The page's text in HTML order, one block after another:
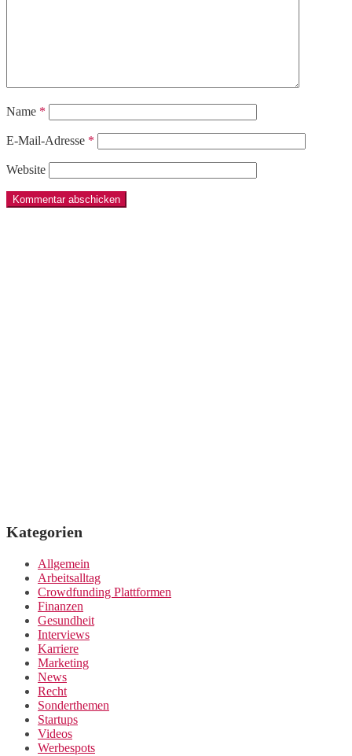
Name *
E-Mail-Adresse *
Website
Kategorien
Allgemein
Arbeitsalltag
Crowdfunding Plattformen
Finanzen
Gesundheit
Interviews
Karriere
Marketing
News
Recht
Sonderthemen
Startups
Videos
Werbespots